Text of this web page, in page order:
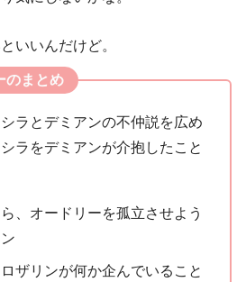
いいんだけど。
のまとめ
ラとデミアンの不仲説を広め
ラをデミアンが介抱したこと
、オードリーを孤立させよう
ザリンが何か企んでいること